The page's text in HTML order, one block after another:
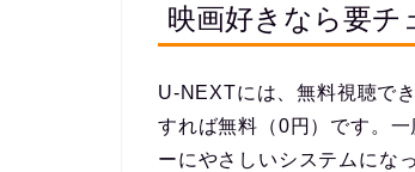
映画好きなら要チ
U-NEXTには、無料視聴で
すれば無料（0円）です。
ーにやさしいシステムにな